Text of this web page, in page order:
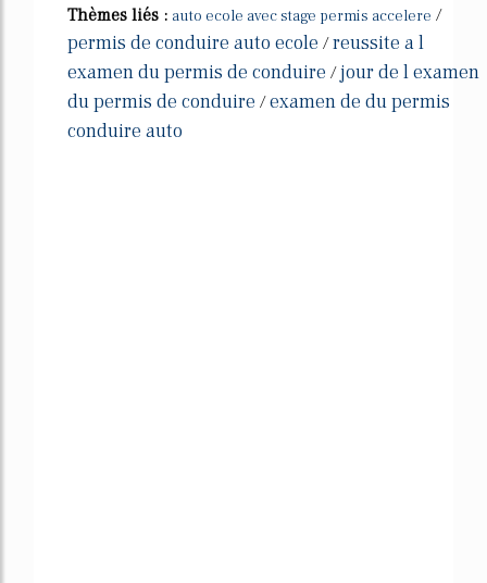
Thèmes liés : auto ecole avec stage permis accelere /
permis de conduire auto ecole /reussite a l
examen du permis de conduire /jour de l examen
du permis de conduire /examen de du permis
conduire auto